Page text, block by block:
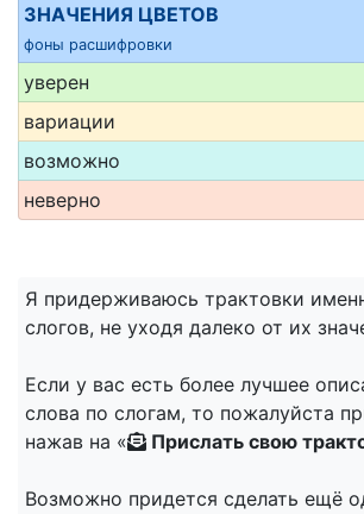
ЗНАЧЕНИЯ ЦВЕТОВ
фоны расшифровки
уверен
вариации
возможно
неверно
Я придерживаюсь трактовки
слогов, не уходя далеко от их
Если у вас есть более лучшее
слова по слогам, то пожалуйста
нажав на «
Прислать свою
Возможно придется сделать ещё